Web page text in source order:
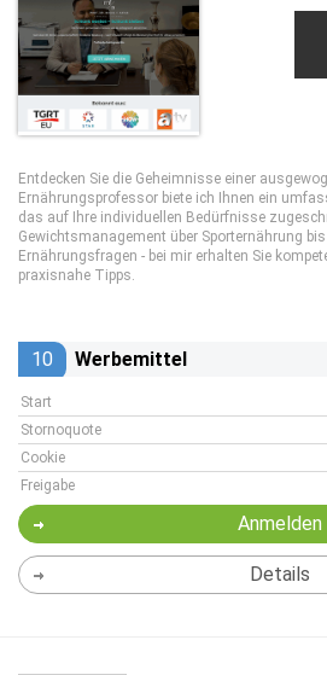
Entdecken Sie die Geheimnisse einer
Ernährungsprofessor biete ich Ihnen ein
das auf Ihre individuellen Bedürfnisse
Gewichtsmanagement über Sporternährung
Ernährungsfragen - bei mir erhalten Sie
praxisnahe Tipps.
10 Werbemittel
Start
Stornoquote
Cookie
Freigabe
Anmelden
Details